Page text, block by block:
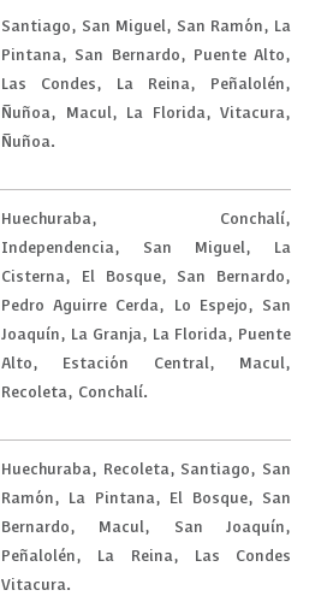
Santiago, San Miguel, San Ramón, La
Pintana, San Bernardo, Puente Alto,
Las Condes, La Reina, Peñalolén,
Ñuñoa, Macul, La Florida, Vitacura,
Ñuñoa.
Huechuraba, Conchalí,
Independencia, San Miguel, La
Cisterna, El Bosque, San Bernardo,
Pedro Aguirre Cerda, Lo Espejo, San
Joaquín, La Granja, La Florida, Puente
Alto, Estación Central, Macul,
Recoleta, Conchalí.
Huechuraba, Recoleta, Santiago, San
Ramón, La Pintana, El Bosque, San
Bernardo, Macul, San Joaquín,
Peñalolén, La Reina, Las Condes
Vitacura.